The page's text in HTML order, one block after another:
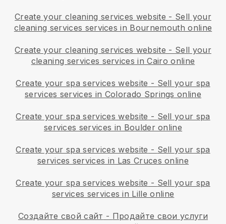
Create your cleaning services website - Sell your
cleaning services services in Bournemouth online
Create your cleaning services website - Sell your
cleaning services services in Cairo online
Create your spa services website - Sell your spa
services services in Colorado Springs online
Create your spa services website - Sell your spa
services services in Boulder online
Create your spa services website - Sell your spa
services services in Las Cruces online
Create your spa services website - Sell your spa
services services in Lille online
Создайте свой сайт - Продайте свои услуги